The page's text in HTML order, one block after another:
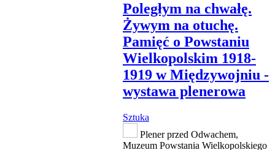
Poległym na chwałę.
Żywym na otuchę.
Pamięć o Powstaniu
Wielkopolskim 1918-
1919 w Międzywojniu -
wystawa plenerowa
Sztuka
Plener przed Odwachem,
Muzeum Powstania Wielkopolskiego